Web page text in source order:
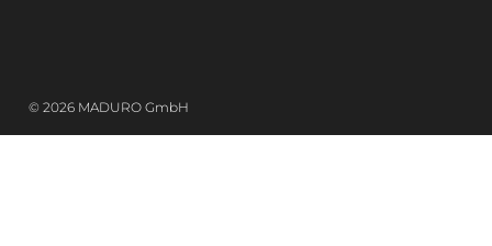
© 2026 MADURO GmbH